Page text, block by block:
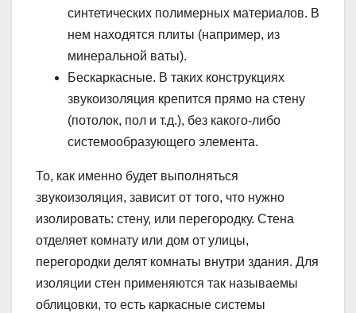
синтетических полимерных материалов. В
нем находятся плиты (например, из
минеральной ваты).
Бескаркасные. В таких конструкциях
звукоизоляция крепится прямо на стену
(потолок, пол и т.д.), без какого-либо
системообразующего элемента.
То, как именно будет выполняться
звукоизоляция, зависит от того, что нужно
изолировать: стену, или перегородку. Стена
отделяет комнату или дом от улицы,
перегородки делят комнаты внутри здания. Для
изоляции стен применяются так называемы
облицовки, то есть каркасные системы